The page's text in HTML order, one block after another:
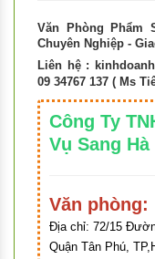
Văn Phòng Phẩm
Chuyên Nghiệp -
Liên hệ :
09 34767 137 ( Ms
Công Ty
Vụ Sang
Văn phòng:
Địa chỉ: 72/15
Quận Tân Phú,